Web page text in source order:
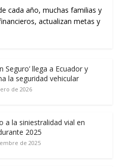
cada año, muchas familias y
actualizan metas y
Seguro’ llega a Ecuador y
la seguridad vehicular
de 2026
a la siniestralidad vial en
2025
de 2025